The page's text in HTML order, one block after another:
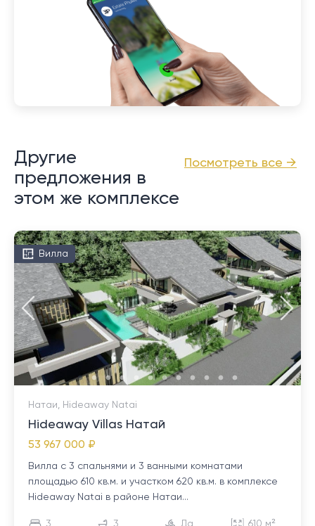
Посмотреть все →
Другие
предложения в
этом же комплексе
Вилла
Натаи, Hideaway Natai
Hideaway Villas Натай
53 967 000 ₽
Вилла с 3 спальнями и 3 ванными комнатами
площадью 610 кв.м. и участком 620 кв.м. в комплексе
Hideaway Natai в районе Натаи...
3 3 Да 610 м²